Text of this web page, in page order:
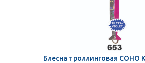
Блесна троллинговая COHO